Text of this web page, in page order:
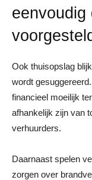
eenvoudig
Ook thuisopslag
wordt
financieel moeilijk
afhankelijk zijn van
verhuurders.
Daarnaast spelen
zorgen over